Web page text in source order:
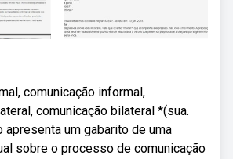
comunicação informal,
comunicação bilateral *(sua.
apresenta um gabarito de uma
sobre o processo de comunicação